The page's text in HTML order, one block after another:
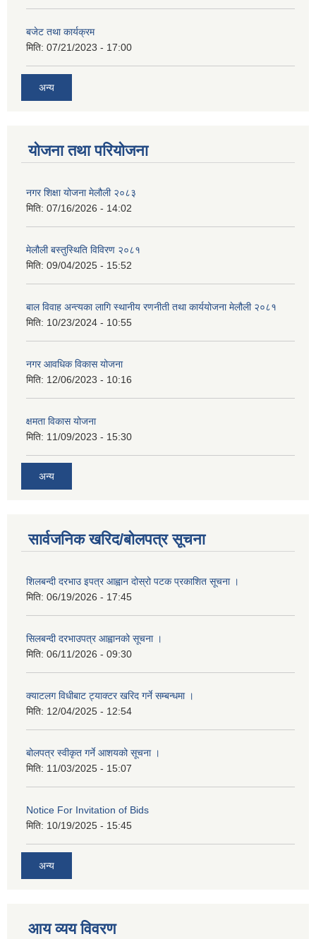
बजेट तथा कार्यक्रम
मिति: 07/21/2023 - 17:00
अन्य
योजना तथा परियोजना
नगर शिक्षा योजना मेलौली २०८३
मिति: 07/16/2026 - 14:02
मेलौली बस्तुस्थिति विविरण २०८१
मिति: 09/04/2025 - 15:52
बाल विवाह अन्त्यका लागि स्थानीय रणनीती तथा कार्ययोजना मेलौली २०८१
मिति: 10/23/2024 - 10:55
नगर आवधिक विकास योजना
मिति: 12/06/2023 - 10:16
क्षमता विकास योजना
मिति: 11/09/2023 - 15:30
अन्य
सार्वजनिक खरिद/बोलपत्र सूचना
शिलबन्दी दरभाउ इपत्र आह्वान दोस्रो पटक प्रकाशित सूचना ।
मिति: 06/19/2026 - 17:45
सिलबन्दी दरभाउपत्र आह्वानको सूचना ।
मिति: 06/11/2026 - 09:30
क्याटलग विधीबाट ट्याक्टर खरिद गर्ने सम्बन्धमा ।
मिति: 12/04/2025 - 12:54
बोलपत्र स्वीकृत गर्ने आशयको सूचना ।
मिति: 11/03/2025 - 15:07
Notice For Invitation of Bids
मिति: 10/19/2025 - 15:45
अन्य
आय व्यय विवरण